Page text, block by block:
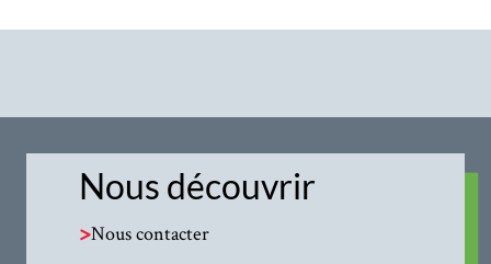
Nous découvrir
>Nous contacter